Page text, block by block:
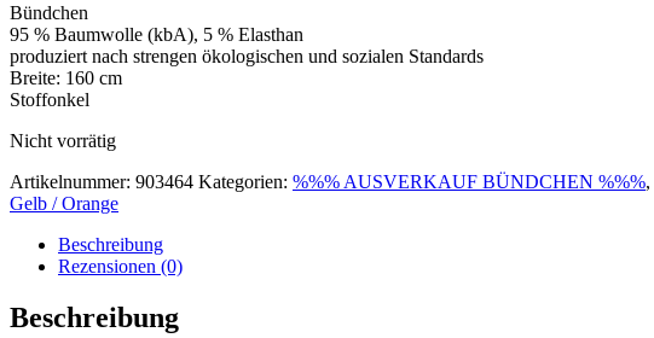
Bündchen
95 % Baumwolle (kbA), 5 % Elasthan
produziert nach strengen ökologischen und sozialen Standards
Breite: 160 cm
Stoffonkel
Nicht vorrätig
Artikelnummer: 903464 Kategorien: %%% AUSVERKAUF BÜNDCHEN %%%,
Gelb / Orange
Beschreibung
Rezensionen (0)
Beschreibung